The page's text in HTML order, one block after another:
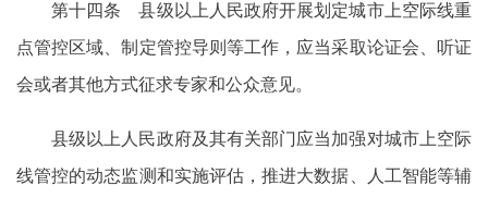
第十四条 县级以上人民政府开展划定城市上空际线重
点管控区域、制定管控导则等工作，应当采取论证会、听证
会或者其他方式征求专家和公众意见。
县级以上人民政府及其有关部门应当加强对城市上空际
线管控的动态监测和实施评估，推进大数据、人工智能等辅